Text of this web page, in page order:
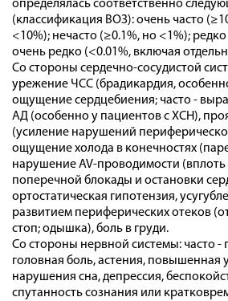
определялась соответственно
(классификация ВОЗ): очень часто
<10%); нечасто (≥0.1%, но <1%);
очень редко (<0.01%, включая
Со стороны сердечно-сосудистой
урежение ЧСС (брадикардия,
ощущение сердцебиения; часто -
АД (особенно у пациентов с ХСН),
(усиление нарушений
ощущение холода в конечностях
нарушение AV-проводимости
поперечной блокады и остановки
ортостатическая гипотензия,
развитием периферических отеков
стоп; одышка), боль в груди.
Со стороны нервной системы: часто -
головная боль, астения, повышенная
нарушения сна, депрессия,
спутанность сознания или